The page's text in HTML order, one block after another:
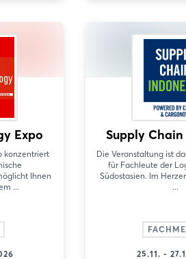
Expo
konzentriert
Ihnen
...
Supply
Die Veranstaltung ist
für Fachleute der
Südostasien. Im
...
25.11. -